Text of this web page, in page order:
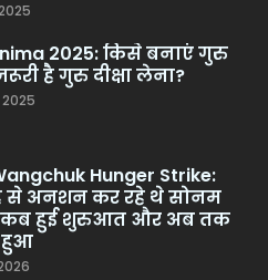
2025: किसे बनाएं गुरु
है गुरु दीक्षा लेना?
Hunger Strike:
से अनशन कर रहे थे सोनम
कब हुई शुरुआत और अब तक
हुआ